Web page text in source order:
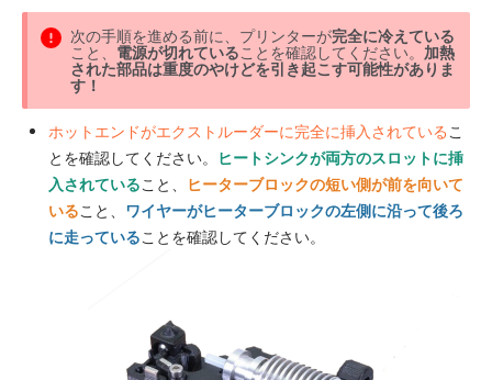
次の手順を進める前に、プリンターが完全に冷えている
こと、 電源が切れていることを確認してください。 加熱
された部品は重度のやけどを引き起こす可能性がありま
す！
ホットエンドがエクストルーダーに完全に挿入されている こ
とを確認してください。
ヒートシンクが両方のスロットに挿
入されていること、
ヒーターブロックの短い側が前を向いて
いること、 ワイヤーがヒーターブロックの左側に沿って後ろ
に走っていることを確認してください。